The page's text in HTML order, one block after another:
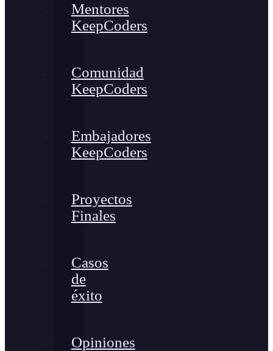
Mentores
KeepCoders
Comunidad
KeepCoders
Embajadores
KeepCoders
Proyectos
Finales
Casos
de
éxito
Opiniones